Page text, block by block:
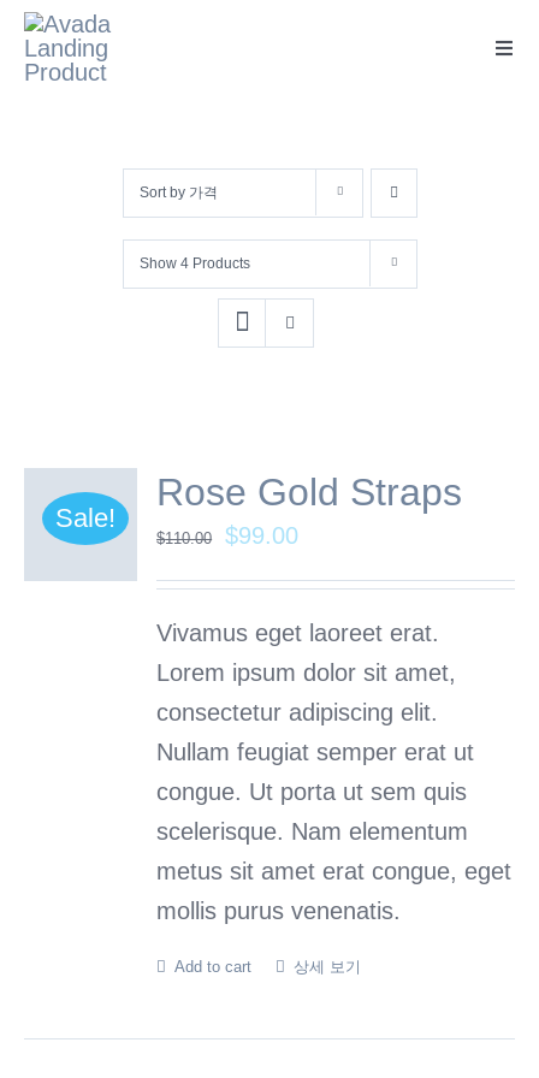
Sort by 가격
Show 4 Products
Sale!
Rose Gold Straps
$110.00 $99.00
Vivamus eget laoreet erat.
Lorem ipsum dolor sit amet,
consectetur adipiscing elit.
Nullam feugiat semper erat ut
congue. Ut porta ut sem quis
scelerisque. Nam elementum
metus sit amet erat congue, eget
mollis purus venenatis.
Add to cart 상세 보기